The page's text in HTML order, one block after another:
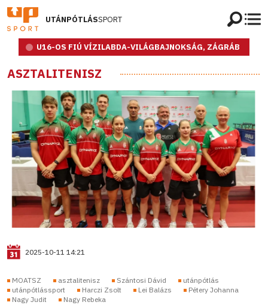
UTÁNPÓTLÁSSPORT
U16-OS FIÚ VÍZILABDA-VILÁGBAJNOKSÁG, ZÁGRÁB
ASZTALITENISZ
2025-10-11 14:21
MOATSZ asztalitenisz Szántosi Dávid
utánpótlás
utánpótlássport
Harczi Zsolt Lei Balázs
Pétery Johanna
Nagy Judit
Nagy Rebeka